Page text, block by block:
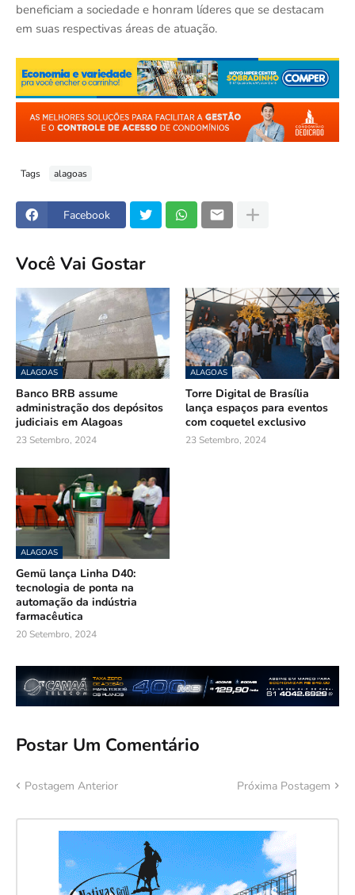
beneficiam a sociedade e honram líderes que se destacam
em suas respectivas áreas de atuação.
Tags alagoas
Facebook
Você Vai Gostar
ALAGOAS
Banco BRB assume
administração dos depósitos
judiciais em Alagoas
23 Setembro, 2024
ALAGOAS
Torre Digital de Brasília
lança espaços para eventos
com coquetel exclusivo
23 Setembro, 2024
ALAGOAS
Gemü lança Linha D40:
tecnologia de ponta na
automação da indústria
farmacêutica
20 Setembro, 2024
Postar Um Comentário
Postagem Anterior Próxima Postagem